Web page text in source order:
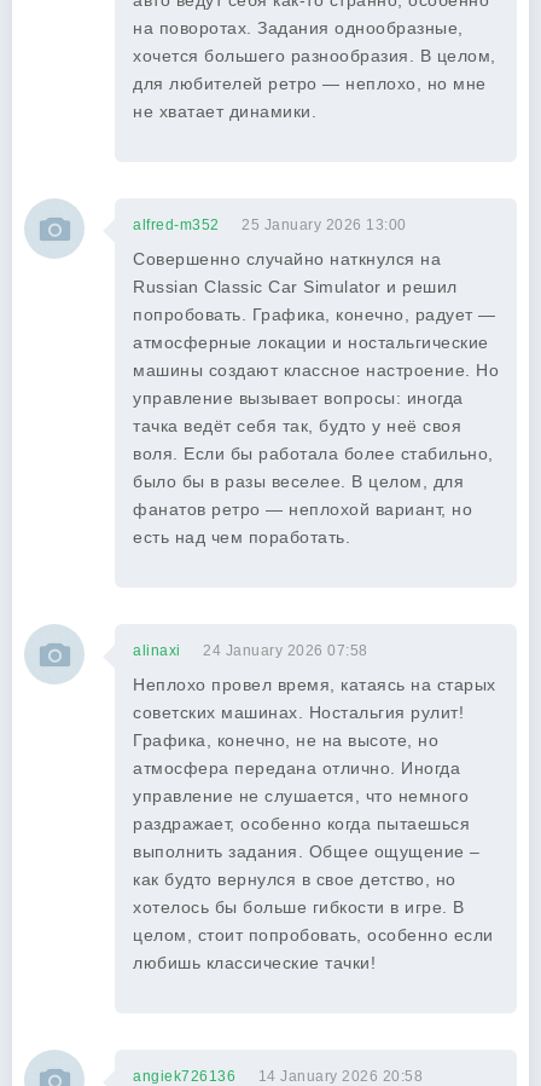
на поворотах. Задания однообразные,
хочется большего разнообразия. В целом,
для любителей ретро — неплохо, но мне
не хватает динамики.
alfred-m352 25 January 2026 13:00
Совершенно случайно наткнулся на
Russian Classic Car Simulator и решил
попробовать. Графика, конечно, радует —
атмосферные локации и ностальгические
машины создают классное настроение. Но
управление вызывает вопросы: иногда
тачка ведёт себя так, будто у неё своя
воля. Если бы работала более стабильно,
было бы в разы веселее. В целом, для
фанатов ретро — неплохой вариант, но
есть над чем поработать.
alinaxi 24 January 2026 07:58
Неплохо провел время, катаясь на старых
советских машинах. Ностальгия рулит!
Графика, конечно, не на высоте, но
атмосфера передана отлично. Иногда
управление не слушается, что немного
раздражает, особенно когда пытаешься
выполнить задания. Общее ощущение –
как будто вернулся в свое детство, но
хотелось бы больше гибкости в игре. В
целом, стоит попробовать, особенно если
любишь классические тачки!
angiek726136 14 January 2026 20:58